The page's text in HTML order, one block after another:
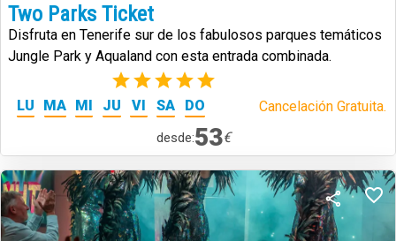
Two Parks Ticket
Disfruta en Tenerife sur de los fabulosos parques temáticos
Jungle Park y Aqualand con esta entrada combinada.
(2)
LU MA MI JU VI SA DO Cancelación Gratuita.
desde:53€